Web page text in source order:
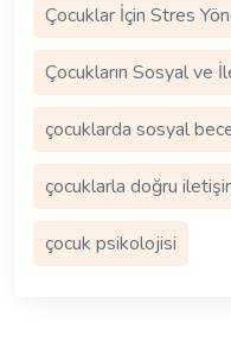
Çocuklar İçin Stres
Çocukların Sosyal ve
çocuklarda sosyal
çocuklarla doğru
çocuk psikolojisi